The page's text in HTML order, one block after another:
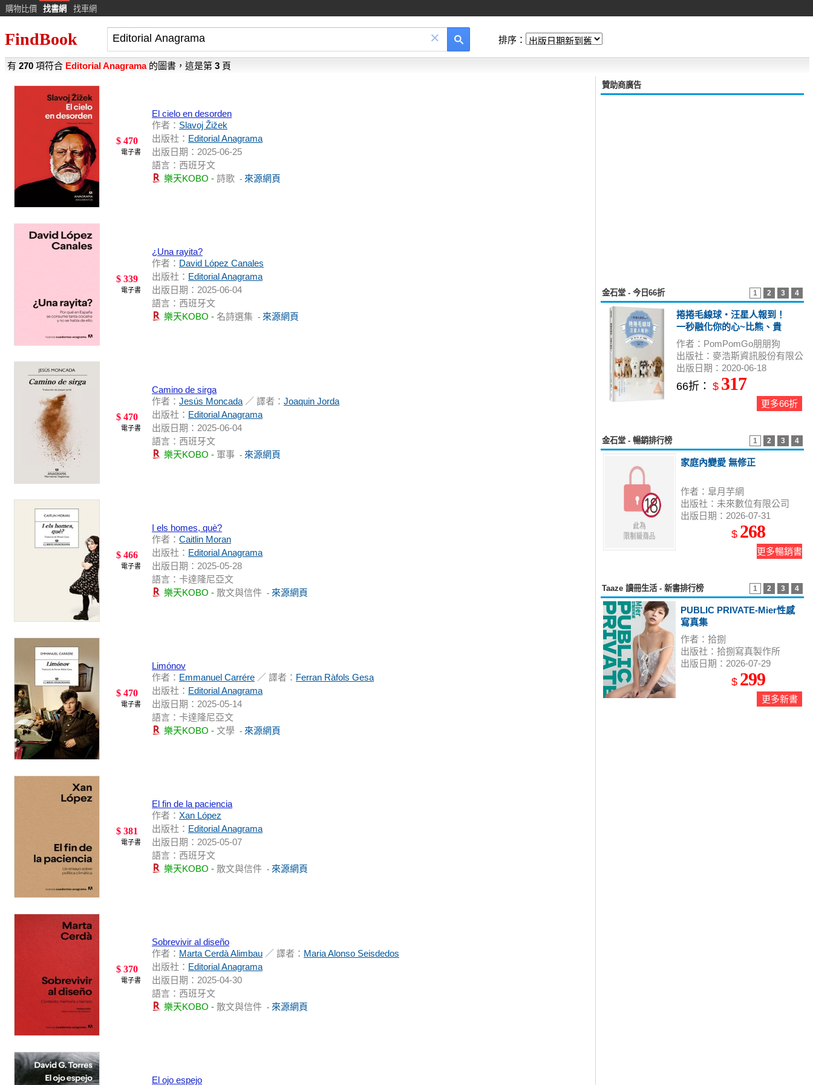
購物比價 找書網 找車網
FindBook × 排序：
有 270 項符合 Editorial Anagrama的圖書，這是第 3 頁
$ 470
電子書
El cielo en desorden
作者： Slavoj Žižek
出版社： Editorial Anagrama
出版日期：2025-06-25
語言：西班牙文
樂天KOBO - 詩歌 - 來源網頁
$ 339
電子書
¿Una rayita?
作者： David López Canales
出版社： Editorial Anagrama
出版日期：2025-06-04
語言：西班牙文
樂天KOBO - 名詩選集 - 來源網頁
$ 470
電子書
Camino de sirga
作者： Jesús Moncada ／ 譯者： Joaquin Jorda
出版社： Editorial Anagrama
出版日期：2025-06-04
語言：西班牙文
樂天KOBO - 軍事 - 來源網頁
$ 466
電子書
I els homes, què?
作者： Caitlin Moran
出版社： Editorial Anagrama
出版日期：2025-05-28
語言：卡達隆尼亞文
樂天KOBO - 散文與信件 - 來源網頁
$ 470
電子書
Limónov
作者： Emmanuel Carrére ／ 譯者： Ferran Ràfols Gesa
出版社： Editorial Anagrama
出版日期：2025-05-14
語言：卡達隆尼亞文
樂天KOBO - 文學 - 來源網頁
$ 381
電子書
El fin de la paciencia
作者： Xan López
出版社： Editorial Anagrama
出版日期：2025-05-07
語言：西班牙文
樂天KOBO - 散文與信件 - 來源網頁
$ 370
電子書
Sobrevivir al diseño
作者： Marta Cerdà Alimbau ／ 譯者： Maria Alonso Seisdedos
出版社： Editorial Anagrama
出版日期：2025-04-30
語言：西班牙文
樂天KOBO - 散文與信件 - 來源網頁
El ojo espejo
贊助商廣告
1 2 3 4
金石堂 - 今日66折
捲捲毛線球‧汪星人報到！
一秒融化你的心~比熊、貴
賓、柴犬、法鬥、馬爾濟
斯…
作者：PomPomGo朋朋狗
出版社：麥浩斯資訊股份有限公
司
出版日期：2020-06-18
66折： $ 317
更多66折
1 2 3 4
金石堂 - 暢銷排行榜
家庭內變愛 無修正
作者：皐月芋網
出版社：未來數位有限公司
出版日期：2026-07-31
$ 268
更多暢銷書
1 2 3 4
Taaze 讀冊生活 - 新書排行榜
PUBLIC PRIVATE-Mier性感
寫真集
作者：拾捌
出版社：拾捌寫真製作所
出版日期：2026-07-29
$ 299
更多新書